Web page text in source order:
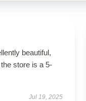
beautiful,
store is a 5-
Jul 19, 2025